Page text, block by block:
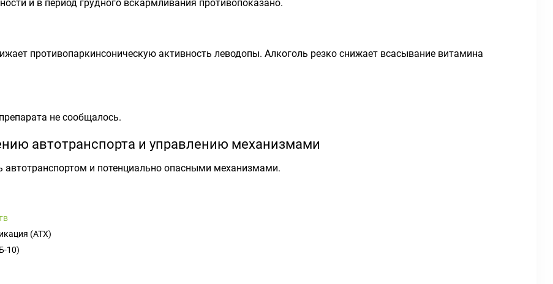
и в период грудного вскармливания противопоказано.
противопаркинсоническую активность леводопы. Алкоголь резко снижает всасывание витамина
не сообщалось.
автотранспорта и управлению механизмами
автотранспортом и потенциально опасными механизмами.
(ATX)
10)